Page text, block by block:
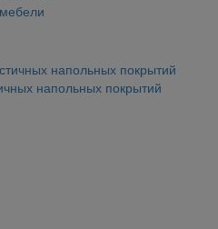
напольных покрытий